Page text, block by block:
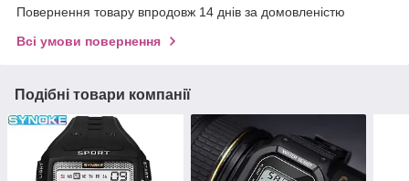
Повернення товару впродовж 14 днів за домовленістю
Всі умови повернення
Подібні товари компанії